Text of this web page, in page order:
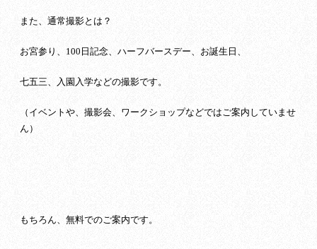
また、通常撮影とは？
お宮参り、100日記念、ハーフバースデー、お誕生日、
七五三、入園入学などの撮影です。
（イベントや、撮影会、ワークショップなどではご案内していませ
ん）
もちろん、無料でのご案内です。